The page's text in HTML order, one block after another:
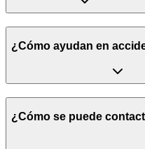
¿Cómo ayudan en
¿Cómo se puede